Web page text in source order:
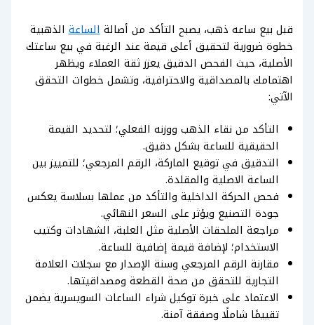
قبل بيع ساعه ذهب، يصبح التأكد من أصالةالساعةالذهبية
خطوة ضرورية لتحقيق أعلى قيمة عند الرغبة في بيع ساعتك
الأصلية، حيث الفحص الدقيق يعزز ثقة العملاء ويظهر
اهتمامك بالمصداقية والاحترافية، وتشمل خطوات التحقق
الآتي:
التأكد من نقاء الذهب ووزنه الفعلي؛ لتحديد القيمة
الحقيقية للساعة بشكل دقيق.
التدقيق في توقيع الماركة، الرقم المرجعي؛ للتمييز بين
الساعة الاصلية والمقلدة.
فحص الحركة الداخلية والتأكد من عملها بسلاسة يعكس
جودة التصنيع ويؤثر على السعر النهائي.
مراجعة الملحقات الأصلية مثل العلبة، الشهادات وكتيب
الاستخدام؛ لإضافة قيمة إضافية للساعة.
مقارنة الرقم المرجعي وسنة الإصدار مع سجلات العلامة
التجارية للتحقق من صحة القطعة ومصداقيتها.
الاعتماد على خبرة توكيل شراء الساعات السويسرية يضمن
تقييمًا شاملًا وصفقة آمنة.